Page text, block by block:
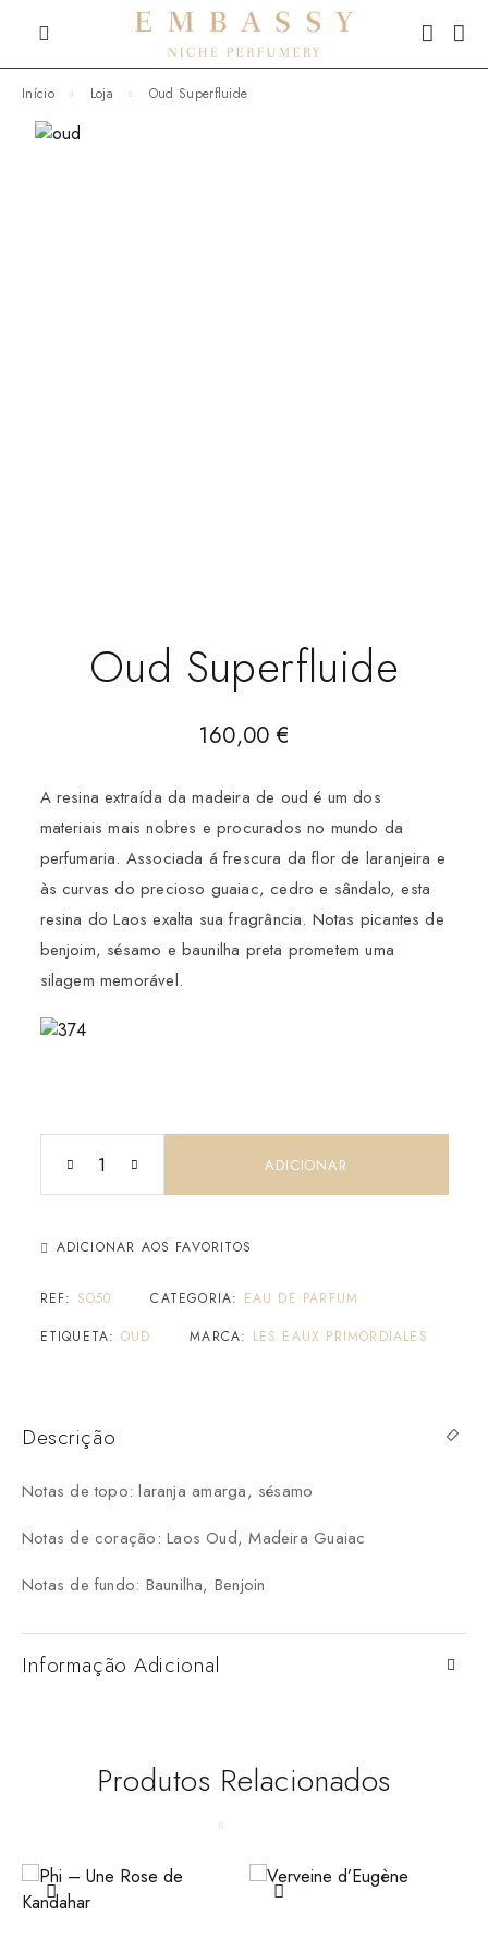
Início Loja Oud Superfluide
Oud Superfluide
160,00€
A resina extraída da madeira de oud é um dos
materiais mais nobres e procurados no mundo da
perfumaria. Associada á frescura da flor de laranjeira e
às curvas do precioso guaiac, cedro e sândalo, esta
resina do Laos exalta sua fragrância. Notas picantes de
benjoim, sésamo e baunilha preta prometem uma
silagem memorável.
ADICIONAR
ADICIONAR AOS FAVORITOS
REF: SO50 CATEGORIA: EAU DE PARFUM
ETIQUETA: OUD MARCA: LES EAUX PRIMORDIALES
Descrição
Notas de topo: laranja amarga, sésamo
Notas de coração: Laos Oud, Madeira Guaiac
Notas de fundo: Baunilha, Benjoin
Informação Adicional
Produtos Relacionados